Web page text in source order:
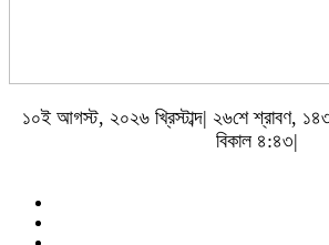
১০ই আগস্ট, ২০২৬ খ্রিস্টাব্দ| ২৬শে শ্রাবণ, ১৪৩৩
বিকাল ৪:৪৩|